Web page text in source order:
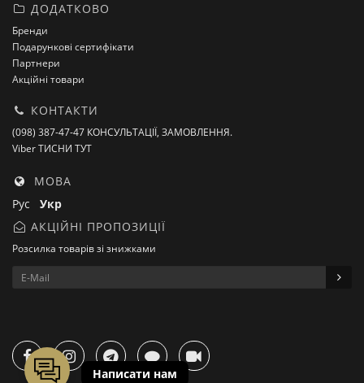
ДОДАТКОВО
Бренди
Подарункові сертифікати
Партнери
Акційні товари
КОНТАКТИ
(098) 387-47-47 КОНСУЛЬТАЦІЇ, ЗАМОВЛЕННЯ.
Viber ТИСНИ ТУТ
МОВА
Рус Укр
АКЦІЙНІ ПРОПОЗИЦІЇ
Розсилка товарів зі знижками